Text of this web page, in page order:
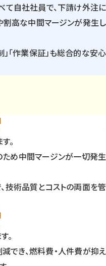
て自社社員で、下請け外注に
割高な中間マージンが発生し
」「作業保証」も総合的な安心
介サイトから案件を購入し、
。
ため中間マージンが一切発生
技術品質とコストの両面を管
配置しており、最寄りスタッ
。
でき、燃料費・人件費が抑え